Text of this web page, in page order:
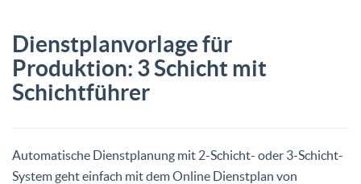
Dienstplanvorlage für
Produktion: 3 Schicht mit
Schichtführer
Automatische Dienstplanung mit 2-Schicht- oder 3-Schicht-
System geht einfach mit dem Online Dienstplan von